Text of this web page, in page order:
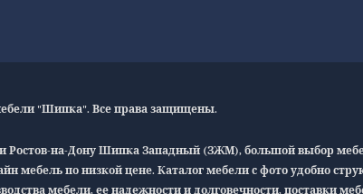
"Шипка". Все права защищены.
Ростов-на-Дону Шипка Западный (ЗЖМ), большой выбор
мебель по низкой цене. Каталог мебели с фото удобно
мебели, ее надежности и долговечности, поставки